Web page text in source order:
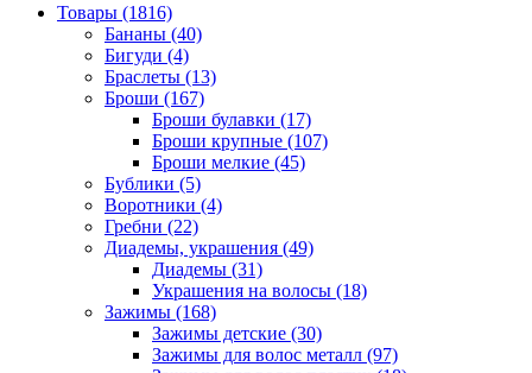
Товары (1816)
Бананы (40)
Бигуди (4)
Браслеты (13)
Броши (167)
Броши булавки (17)
Броши крупные (107)
Броши мелкие (45)
Бублики (5)
Воротники (4)
Гребни (22)
Диадемы, украшения (49)
Диадемы (31)
Украшения на волосы (18)
Зажимы (168)
Зажимы детские (30)
Зажимы для волос металл (97)